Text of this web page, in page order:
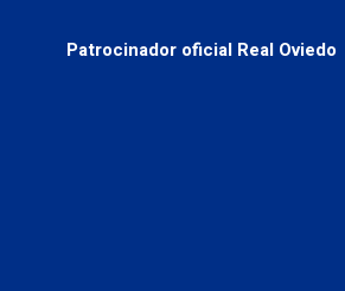
Patrocinador oficial Real Oviedo